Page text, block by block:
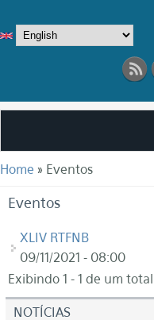
You are here
Home » Eventos
Eventos
XLIV RTFNB
09/11/2021 - 08:00
Exibindo 1 - 1 de um total
NOTÍCIAS